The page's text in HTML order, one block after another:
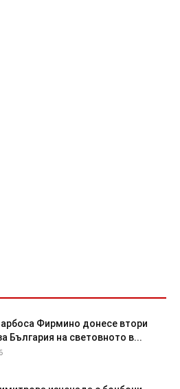
Фирмино донесе втори
България на световното в...